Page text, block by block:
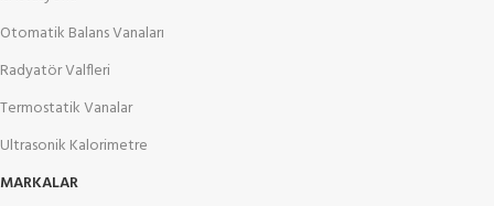
Otomatik Balans Vanaları
Radyatör Valfleri
Termostatik Vanalar
Ultrasonik Kalorimetre
MARKALAR